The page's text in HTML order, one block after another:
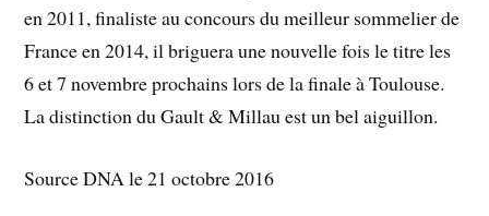
en 2011, finaliste au concours du meilleur sommelier de
France en 2014, il briguera une nouvelle fois le titre les
6 et 7 novembre prochains lors de la finale à Toulouse.
La distinction du Gault & Millau est un bel aiguillon.
Source DNA le 21 octobre 2016